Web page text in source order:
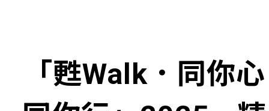
相關報導
「甦Walk．同你心